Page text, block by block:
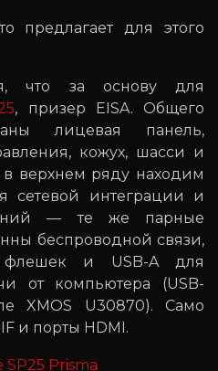
предлагает для этого
что за основу для
, призер EISA. Общего
лицевая панель,
кожух, шасси и
верхнем ряду находим
сетевой интеграции и
— те же парные
беспроводной связи,
флешек и USB-A для
от компьютера (USB-
XMOS U30870). Само
и порты HDMI.